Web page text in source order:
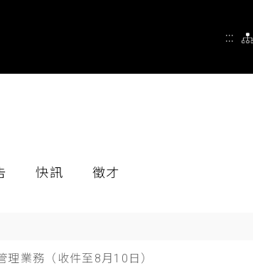
:::
快訊 徵才
業務（收件至8月10日）